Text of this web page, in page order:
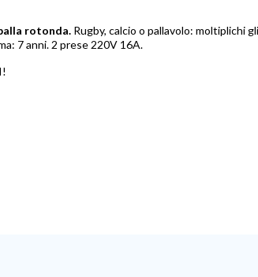
rotonda. Rugby, calcio o pallavolo: moltiplichi
7 anni. 2 prese 220V 16A.